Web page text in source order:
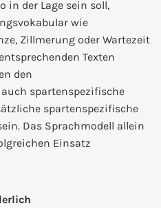
in der Lage sein soll,
wie
Zillmerung oder Wartezeit
Texten
den
spartenspezifische
spartenspezifische
Das Sprachmodell allein
Einsatz